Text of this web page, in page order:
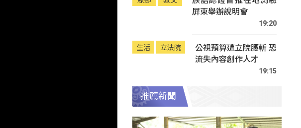
屏東舉辦說明會
19:20
生活 立法院
公視預算遭立院腰斬 恐
流失內容創作人才
19:15
推薦新聞